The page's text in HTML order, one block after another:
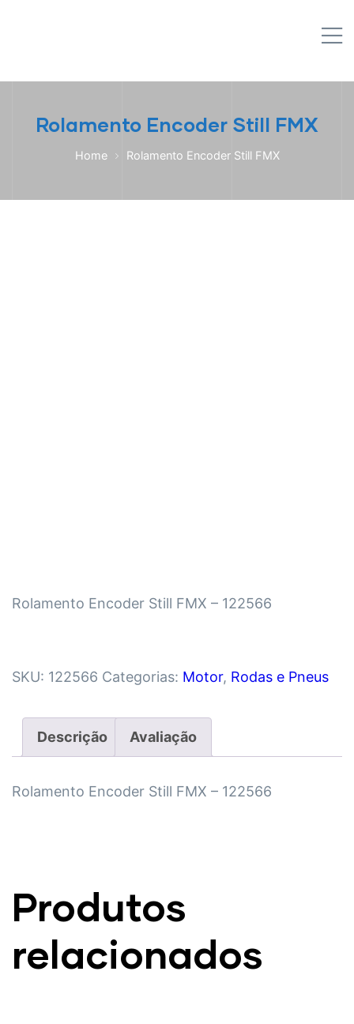
Rolamento Encoder Still FMX
Home Rolamento Encoder Still FMX
Rolamento Encoder Still FMX – 122566
SKU: 122566 Categorias: Motor, Rodas e Pneus
Descrição Avaliação
Rolamento Encoder Still FMX – 122566
Produtos
relacionados